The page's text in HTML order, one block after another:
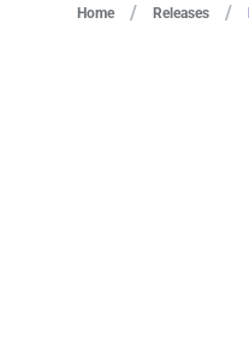
Home / Releases /